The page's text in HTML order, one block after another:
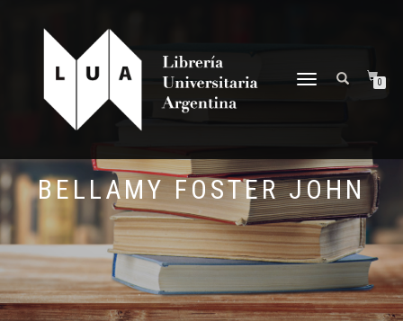
NAVEGACIÓN
0
BELLAMY FOSTER JOHN